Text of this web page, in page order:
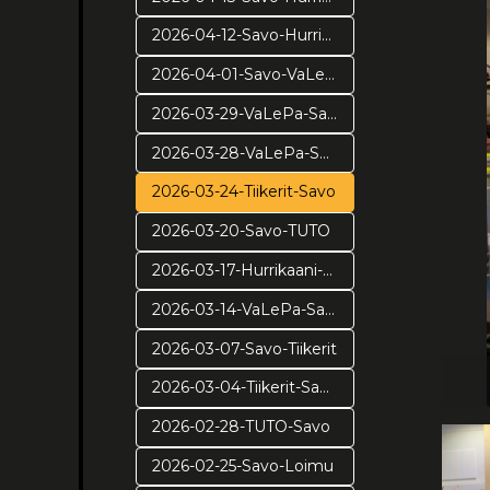
2026-04-12-Savo-Hurrikaani-ve2
2026-04-01-Savo-VaLePa-pv3
2026-03-29-VaLePa-Savo-pv2
2026-03-28-VaLePa-Savo-pv1
2026-03-24-Tiikerit-Savo
2026-03-20-Savo-TUTO
2026-03-17-Hurrikaani-Savo
2026-03-14-VaLePa-Savo
2026-03-07-Savo-Tiikerit
2026-03-04-Tiikerit-Savo
2026-02-28-TUTO-Savo
2026-02-25-Savo-Loimu